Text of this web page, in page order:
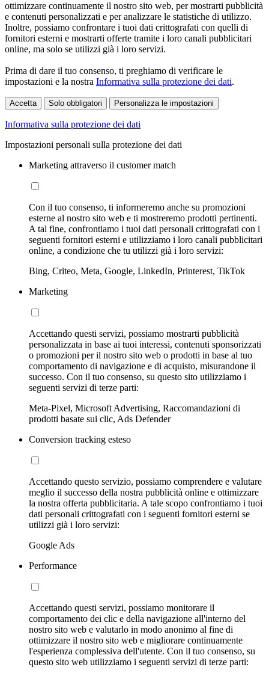
ottimizzare continuamente il nostro sito web, per mostrarti pubblicità
e contenuti personalizzati e per analizzare le statistiche di utilizzo.
Inoltre, possiamo confrontare i tuoi dati crittografati con quelli di
fornitori esterni e mostrarti offerte tramite i loro canali pubblicitari
online, ma solo se utilizzi già i loro servizi.
Prima di dare il tuo consenso, ti preghiamo di verificare le
impostazioni e la nostra Informativa sulla protezione dei dati.
Accetta Solo obbligatori Personalizza le impostazioni
Informativa sulla protezione dei dati
Impostazioni personali sulla protezione dei dati
Marketing attraverso il customer match
Con il tuo consenso, ti informeremo anche su promozioni
esterne al nostro sito web e ti mostreremo prodotti pertinenti.
A tal fine, confrontiamo i tuoi dati personali crittografati con i
seguenti fornitori esterni e utilizziamo i loro canali pubblicitari
online, a condizione che tu utilizzi già i loro servizi:
Bing, Criteo, Meta, Google, LinkedIn, Printerest, TikTok
Marketing
Accettando questi servizi, possiamo mostrarti pubblicità
personalizzata in base ai tuoi interessi, contenuti sponsorizzati
o promozioni per il nostro sito web o prodotti in base al tuo
comportamento di navigazione e di acquisto, misurandone il
successo. Con il tuo consenso, su questo sito utilizziamo i
seguenti servizi di terze parti:
Meta-Pixel, Microsoft Advertising, Raccomandazioni di
prodotti basate sui clic, Ads Defender
Conversion tracking esteso
Accettando questo servizio, possiamo comprendere e valutare
meglio il successo della nostra pubblicità online e ottimizzare
la nostra offerta pubblicitaria. A tale scopo confrontiamo i tuoi
dati personali crittografati con i seguenti fornitori esterni se
utilizzi già i loro servizi:
Google Ads
Performance
Accettando questi servizi, possiamo monitorare il
comportamento dei clic e della navigazione all'interno del
nostro sito web e valutarlo in modo anonimo al fine di
ottimizzare il nostro sito web e migliorare continuamente
l'esperienza complessiva dell'utente. Con il tuo consenso, su
questo sito web utilizziamo i seguenti servizi di terze parti: